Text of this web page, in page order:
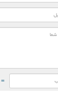
= ۷ بعلاوه ۵